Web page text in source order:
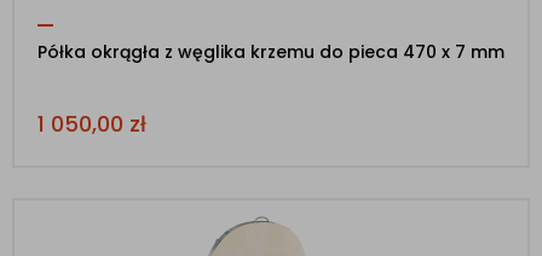
Półka okrągła z węglika krzemu do pieca 470 x 7 mm
1 050,00 zł